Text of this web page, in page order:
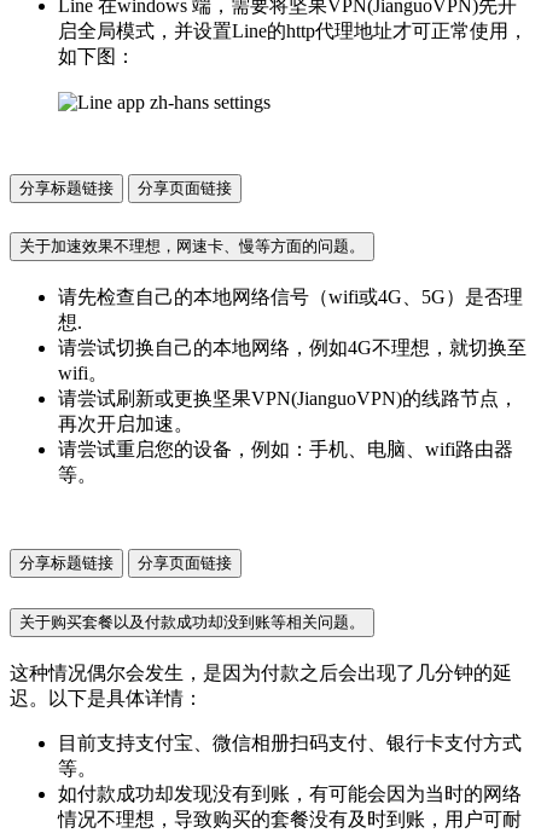
Line 在windows 端，需要将坚果VPN(JianguoVPN)先开
启全局模式，并设置Line的http代理地址才可正常使用，
如下图：
分享标题链接 分享页面链接
关于加速效果不理想，网速卡、慢等方面的问题。
请先检查自己的本地网络信号（wifi或4G、5G）是否理
想.
请尝试切换自己的本地网络，例如4G不理想，就切换至
wifi。
请尝试刷新或更换坚果VPN(JianguoVPN)的线路节点，
再次开启加速。
请尝试重启您的设备，例如：手机、电脑、wifi路由器
等。
分享标题链接 分享页面链接
关于购买套餐以及付款成功却没到账等相关问题。
这种情况偶尔会发生，是因为付款之后会出现了几分钟的延
迟。以下是具体详情：
目前支持支付宝、微信相册扫码支付、银行卡支付方式
等。
如付款成功却发现没有到账，有可能会因为当时的网络
情况不理想，导致购买的套餐没有及时到账，用户可耐